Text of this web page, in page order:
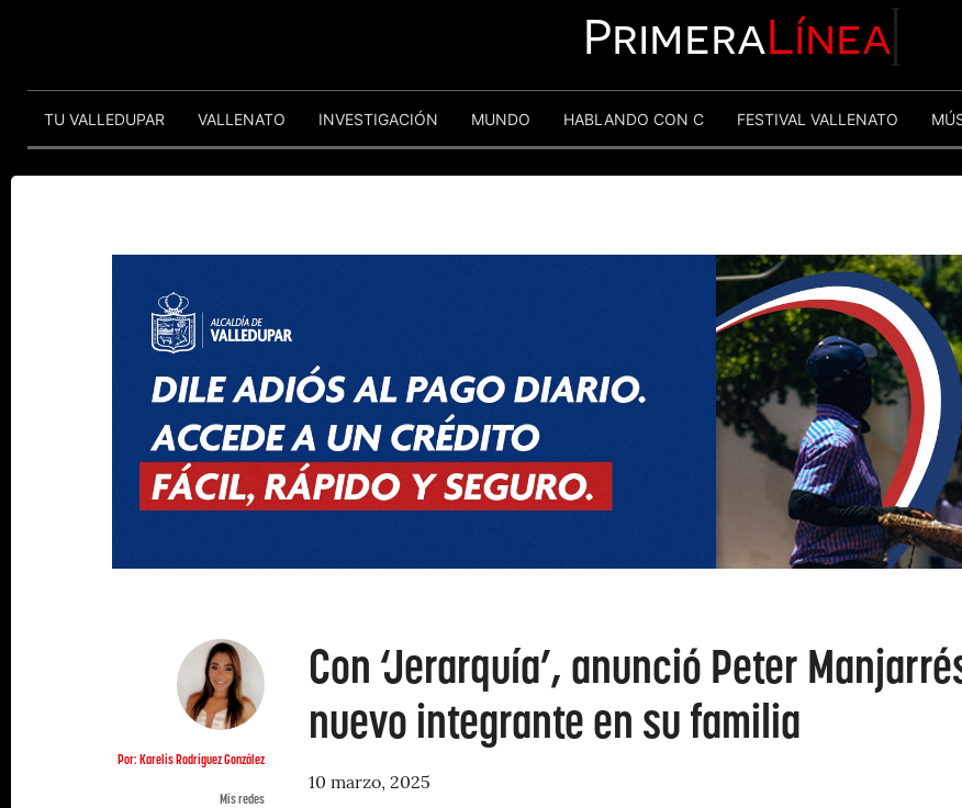
PrimeraLínea
TU VALLEDUPAR VALLENATO INVESTIGACIÓN MUNDO HABLANDO CON C FESTIVAL VALLENATO
Por: Karelis Rodríguez González
Mis redes
Con ‘Jerarquía’, anunció Peter
nuevo integrante en su familia
10 marzo, 2025